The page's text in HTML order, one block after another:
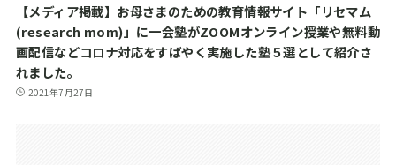
【メディア掲載】お母さまのための教育情報サイト「リセマム
(research mom)」に一会塾がZOOMオンライン授業や無料動
画配信などコロナ対応をすばやく実施した塾５選として紹介さ
れました。
2021年7月27日